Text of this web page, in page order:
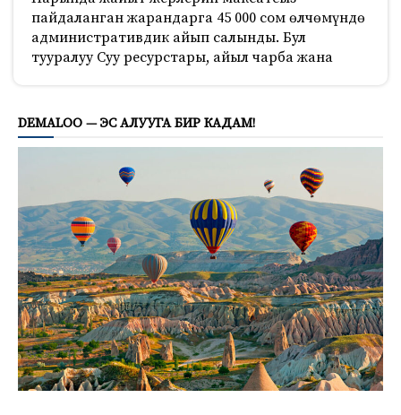
пайдаланган жарандарга 45 000 сом өлчөмүндө
административдик айып салынды. Бул
тууралуу Суу ресурстары, айыл чарба жана
DEMALOO — ЭС АЛУУГА БИР КАДАМ!